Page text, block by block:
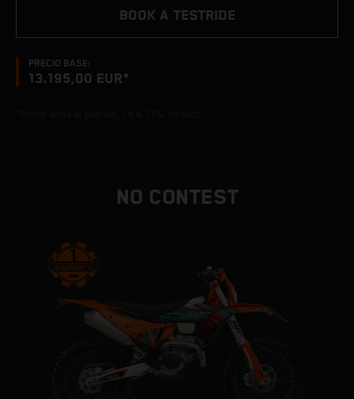
PRECIO BASE:
13.195,00 EUR*
BOOK A TESTRIDE
NO CONTEST